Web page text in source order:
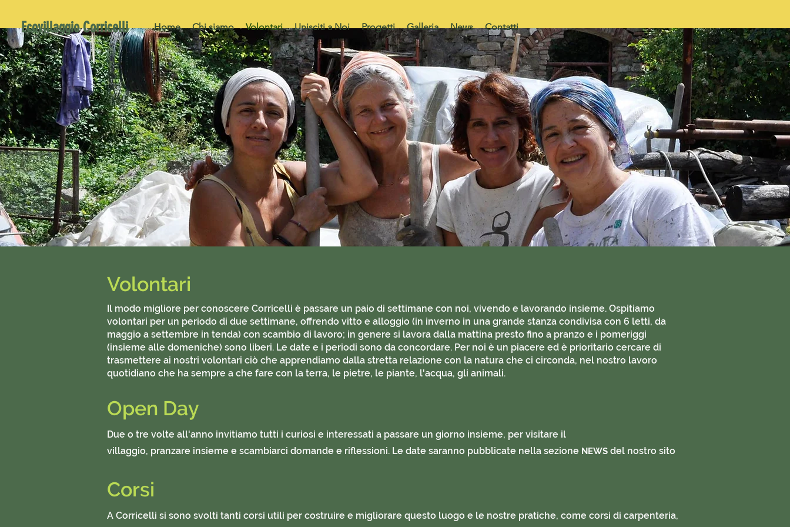
Ecovillaggio Corricelli Home Chi siamo Volontari Unisciti a Noi Progetti Galleria News Contatti
Volontari
Il modo migliore per conoscere Corricelli è passare un paio di settimane con noi, vivendo e lavorando insieme. Ospitiamo
volontari per un periodo di due settimane, offrendo vitto e alloggio (in inverno in una grande stanza condivisa con 6 letti, da
maggio a settembre in tenda) con scambio di lavoro; in genere si lavora dalla mattina presto fino a pranzo e i pomeriggi
(insieme alle domeniche) sono liberi. Le date e i periodi sono da concordare. Per noi è un piacere ed è prioritario cercare di
trasmettere ai nostri volontari ciò che apprendiamo dalla stretta relazione con la natura che ci circonda, nel nostro lavoro
quotidiano che ha sempre a che fare con la terra, le pietre, le piante, l'acqua, gli animali.
Open Day
Due o tre volte all'anno invitiamo tutti i curiosi e interessati a passare un giorno insieme, per visitare il
villaggio, pranzare insieme e scambiarci domande e riflessioni. Le date saranno pubblicate nella sezione NEWS del nostro sito
Corsi
A Corricelli si sono svolti tanti corsi utili per costruire e migliorare questo luogo e le nostre pratiche, come corsi di carpenteria,